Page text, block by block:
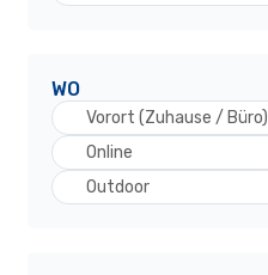
WO
Vorort (Zuhause / Büro)
Online
Outdoor